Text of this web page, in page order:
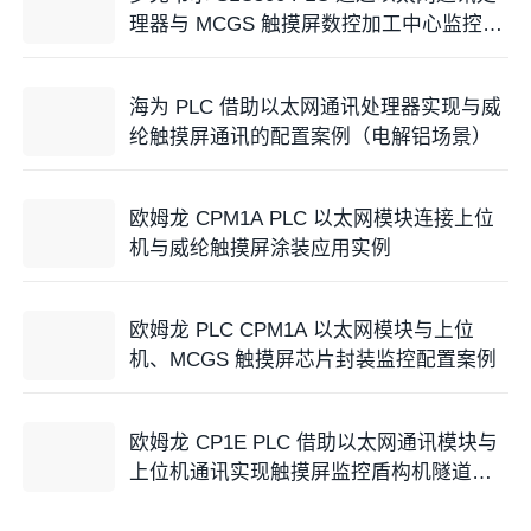
理器与 MCGS 触摸屏数控加工中心监控配
海为 PLC 借助以太网通讯处理器实现与威
纶触摸屏通讯的配置案例（电解铝场景）
欧姆龙 CPM1A PLC 以太网模块连接上位
机与威纶触摸屏涂装应用实例
欧姆龙 PLC CPM1A 以太网模块与上位
机、MCGS 触摸屏芯片封装监控配置案例
欧姆龙 CP1E PLC 借助以太网通讯模块与
上位机通讯实现触摸屏监控盾构机隧道掘